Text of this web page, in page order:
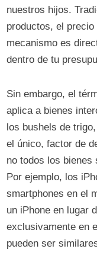
nuestros hijos.
productos, el
mecanismo es
dentro de tu
Sin embargo, el
aplica a bienes
los bushels de
el único, factor de
no todos los bienes
Por ejemplo, los
smartphones en el
un iPhone en lugar
exclusivamente en
pueden ser